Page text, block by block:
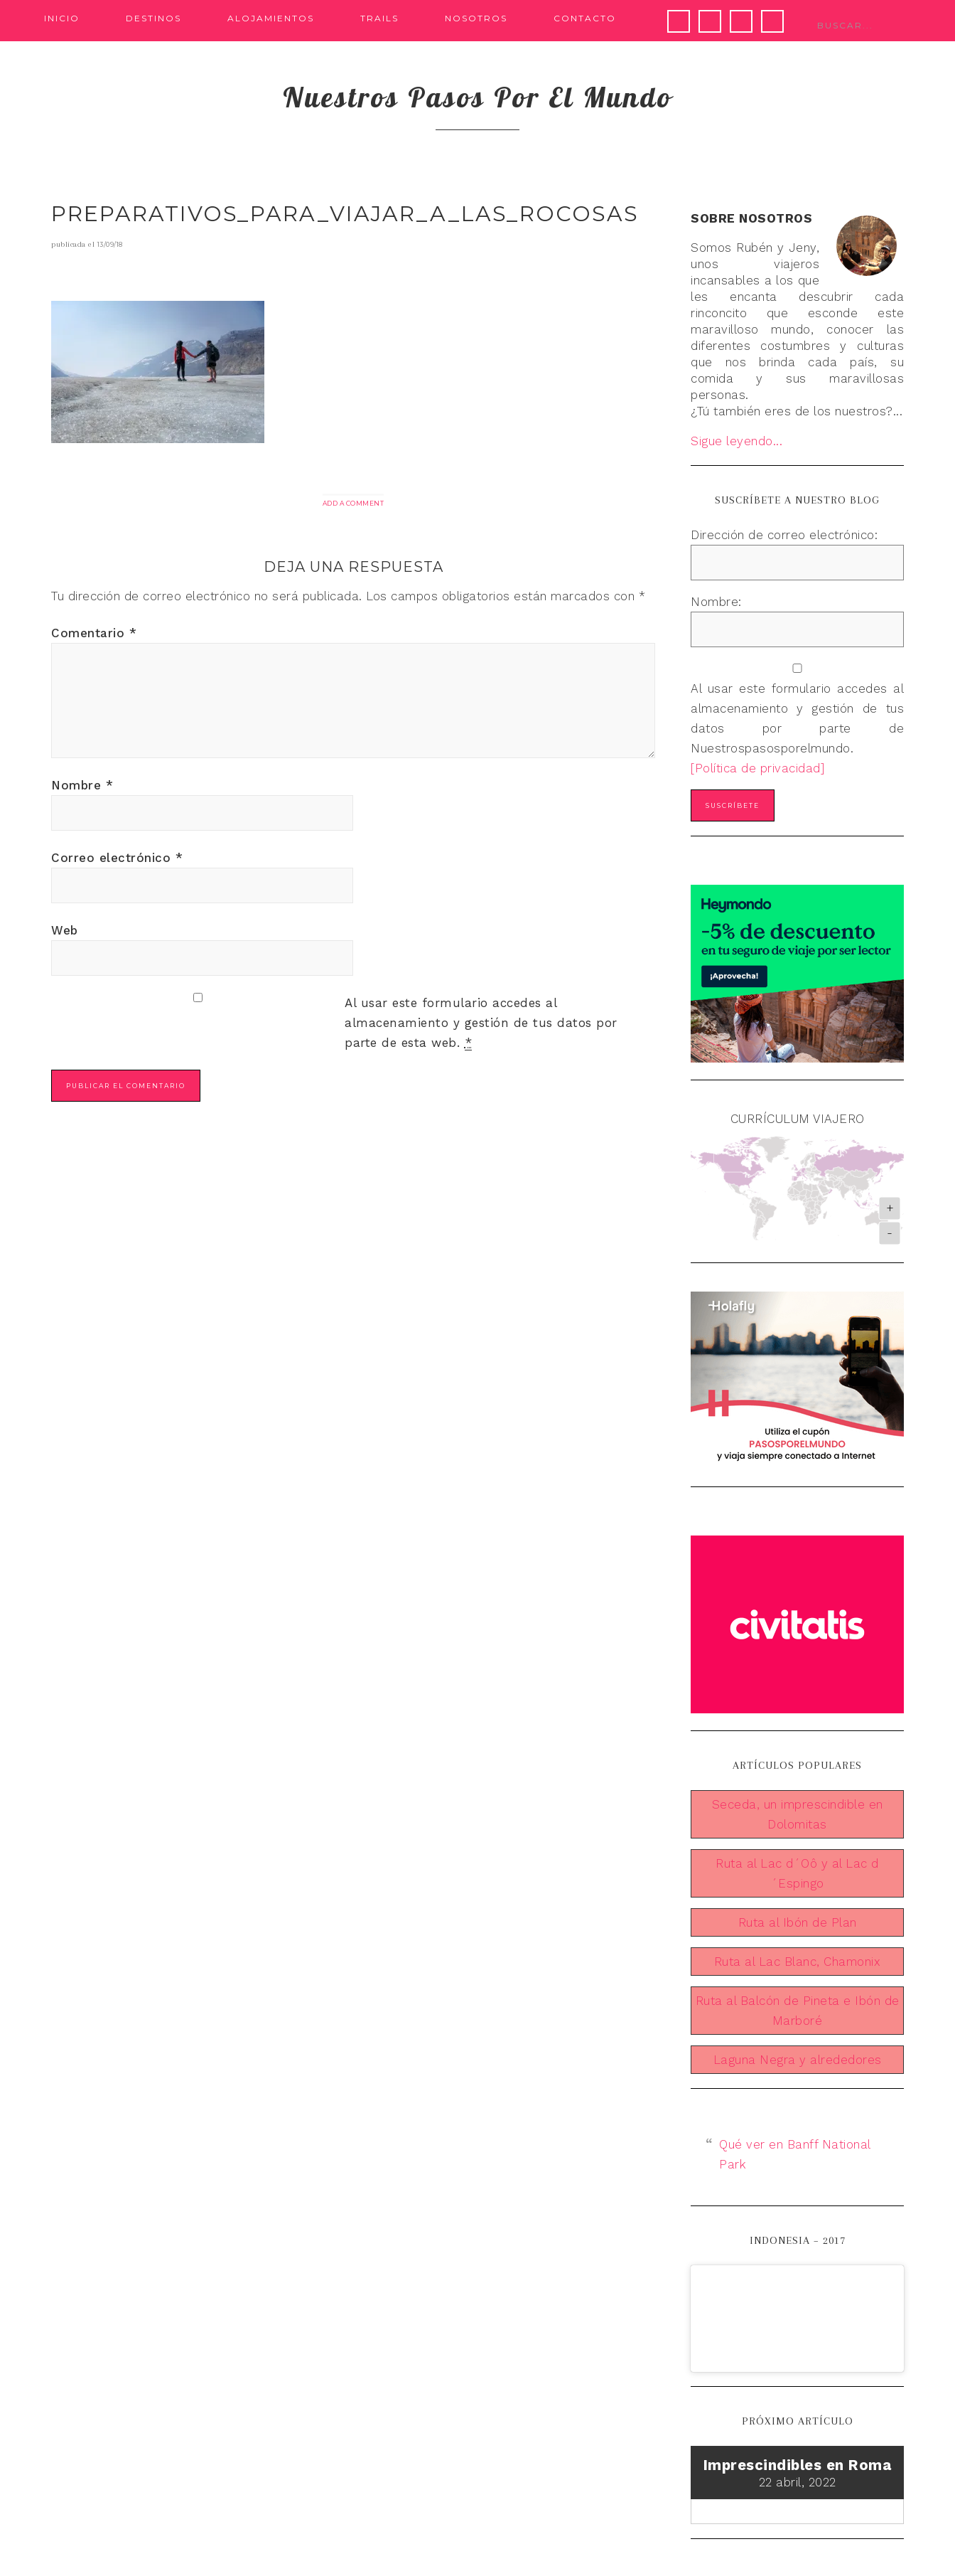
INICIO DESTINOS ALOJAMIENTOS TRAILS NOSOTROS CONTACTO
Nuestros Pasos Por El Mundo
PREPARATIVOS_PARA_VIAJAR_A_LAS_ROCOSAS
publicada el13/09/18
ADD A COMMENT
DEJA UNA RESPUESTA
Tu dirección de correo electrónico no será publicada. Los campos obligatorios están marcados con *
Comentario *
Nombre *
Correo electrónico *
Web
Al usar este formulario accedes al
almacenamiento y gestión de tus datos por
parte de esta web. *
SOBRE NOSOTROS
Somos Rubén y Jeny,
unos viajeros
incansables a los que
les encanta descubrir cada
rinconcito que esconde este
maravilloso mundo, conocer las
diferentes costumbres y culturas
que nos brinda cada país, su
comida y sus maravillosas
personas.
¿Tú también eres de los nuestros?...
Sigue leyendo...
SUSCRÍBETE A NUESTRO BLOG
Dirección de correo electrónico:
Nombre:
Al usar este formulario accedes al
almacenamiento y gestión de tus
datos por parte de
Nuestrospasosporelmundo.
[Política de privacidad]
CURRÍCULUM VIAJERO
+
-
ARTÍCULOS POPULARES
Seceda, un imprescindible en
Dolomitas
Ruta al Lac d´Oô y al Lac d
´Espingo
Ruta al Ibón de Plan
Ruta al Lac Blanc, Chamonix
Ruta al Balcón de Pineta e Ibón de
Marboré
Laguna Negra y alrededores
Qué ver en Banff National
Park
INDONESIA – 2017
PRÓXIMO ARTÍCULO
Imprescindibles en Roma
22 abril, 2022